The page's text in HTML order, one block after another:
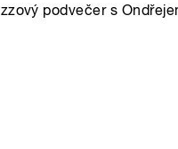
podvečer s